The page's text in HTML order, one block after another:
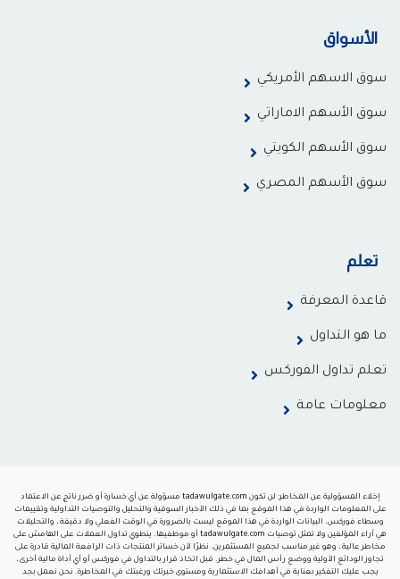
الأسواق
سوق الاسهم الأمريكي
سوق الأسهم الاماراتي
سوق الأسهم الكويتي
سوق الأسهم المصري
تعلم
قاعدة المعرفة
ما هو التداول
تعلم تداول الفوركس
معلومات عامة
إخلاء المسؤولية عن المخاطر: لن تكون tadawulgate.com مسؤولة عن أي خسارة أو ضرر ناتج عن الاعتماد
على المعلومات الواردة في هذا الموقع بما في ذلك الأخبار السوقية والتحليل والتوصيات التداولية وتقييمات
وسطاء فوركس. البيانات الواردة في هذا الموقع ليست بالضرورة في الوقت الفعلي ولا دقيقة ، والتحليلات
هي آراء المؤلفين ولا تمثل توصيات tadawulgate.com أو موظفيها. ينطوي تداول العملات على الهامش على
مخاطر عالية ، وهو غير مناسب لجميع المستثمرين. نظرًا لأن خسائر المنتجات ذات الرافعة المالية قادرة على
تجاوز الودائع الأولية ووضع رأس المال في خطر. قبل اتخاذ قرار بالتداول في فوركس أو أي أداة مالية أخرى ،
يجب عليك التفكير بعناية في أهدافك الاستثمارية ومستوى خبرتك ورغبتك في المخاطرة. نحن نعمل بجد